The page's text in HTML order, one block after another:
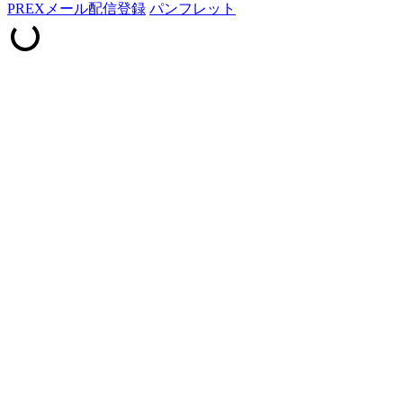
PREXメール配信登録 パンフレット